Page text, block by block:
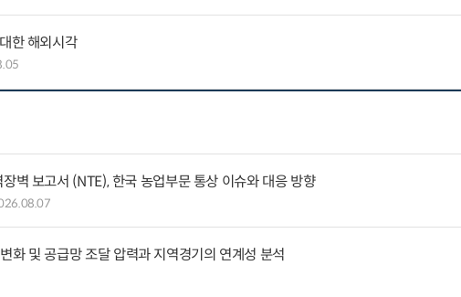
한 해외시각
벽 보고서 (NTE), 한국 농업부문 통상 이슈와 대응 방향
화 및 공급망 조달 압력과 지역경기의 연계성 분석